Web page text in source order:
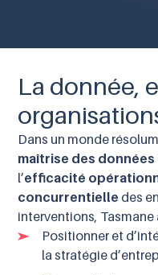
La donnée,
Dans un monde
maîtrise des données
l’efficacité
concurrentielle des
interventions,
Positionner et
la stratégie